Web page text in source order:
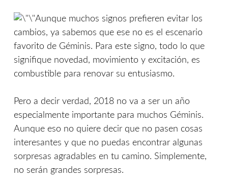
Aunque muchos signos prefieren evitar los
cambios, ya sabemos que ese no es el escenario
favorito de Géminis. Para este signo, todo lo que
signifique novedad, movimiento y excitación, es
combustible para renovar su entusiasmo.
Pero a decir verdad, 2018 no va a ser un año
especialmente importante para muchos Géminis.
Aunque eso no quiere decir que no pasen cosas
interesantes y que no puedas encontrar algunas
sorpresas agradables en tu camino. Simplemente,
no serán grandes sorpresas.